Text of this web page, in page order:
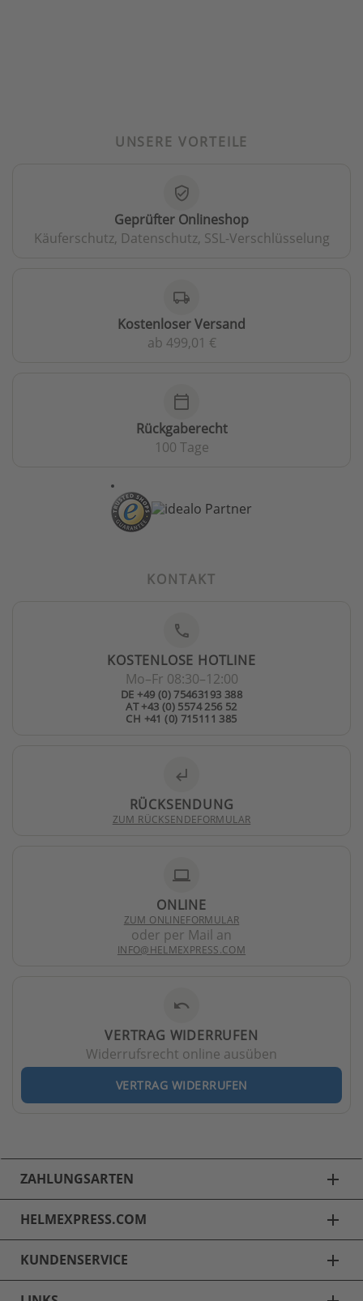
UNSERE VORTEILE
verified_user
Geprüfter Onlineshop
Käuferschutz, Datenschutz, SSL-Verschlüsselung
local_shipping
Kostenloser Versand
ab 499,01 €
calendar_today
Rückgaberecht
100 Tage
KONTAKT
phone
KOSTENLOSE HOTLINE
Mo–Fr 08:30–12:00
DE +49 (0) 75463193 388
AT +43 (0) 5574 256 52
CH +41 (0) 715111 385
subdirectory_arrow_left
RÜCKSENDUNG
ZUM RÜCKSENDEFORMULAR
laptop
ONLINE
ZUM ONLINEFORMULAR
oder per Mail an
INFO@HELMEXPRESS.COM
undo
VERTRAG WIDERRUFEN
Widerrufsrecht online ausüben
VERTRAG WIDERRUFEN
ZAHLUNGSARTEN add
HELMEXPRESS.COM add
KUNDENSERVICE add